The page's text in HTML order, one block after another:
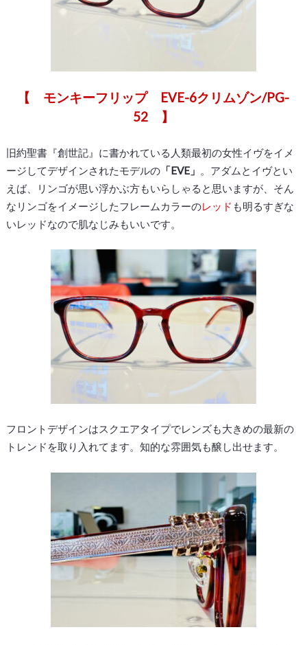
【 モンキーフリップ EVE-6クリムゾン/PG-
52 】
旧約聖書『創世記』に書かれている人類最初の女性イヴをイメ
ージしてデザインされたモデルの「EVE」 。アダムとイヴとい
えば、リンゴが思い浮かぶ方もいらしゃると思いますが、そん
なリンゴをイメージしたフレームカラーのレッド も明るすぎな
いレッドなので肌なじみもいいです。
フロントデザインはスクエアタイプでレンズも大きめの最新の
トレンドを取り入れてます。知的な雰囲気も醸し出せます。